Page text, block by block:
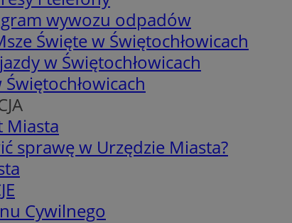
wywozu odpadów
Święte w Świętochłowicach
w Świętochłowicach
Miasta
sprawę w Urzędzie Miasta?
Cywilnego